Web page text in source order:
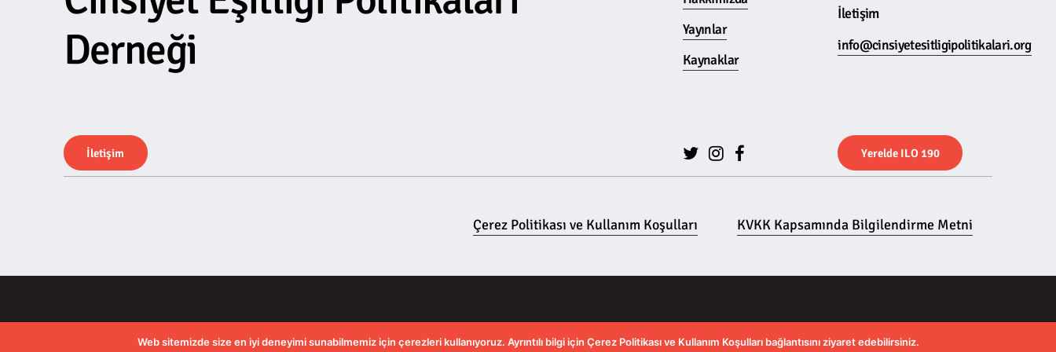
Derneği
Yayınlar
Kaynaklar
İletişim
info@cinsiyetesitligipolitikalari.org
İletişim Yerelde ILO 190
Çerez Politikası ve Kullanım Koşulları KVKK Kapsamında Bilgilendirme Metni
Web sitemizde size en iyi deneyimi sunabilmemiz için çerezleri kullanıyoruz. Ayrıntılı bilgi için Çerez Politikası ve Kullanım Koşulları bağlantısını ziyaret edebilirsiniz.